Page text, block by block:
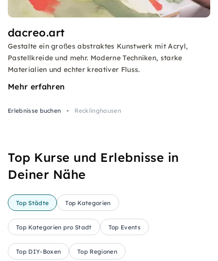
dacreo.art
Gestalte ein großes abstraktes Kunstwerk mit Acryl,
Pastellkreide und mehr. Moderne Techniken, starke
Materialien und echter kreativer Fluss.
Mehr erfahren
Erlebnisse buchen Recklinghausen
Top Kurse und Erlebnisse in
Deiner Nähe
Top Städte Top Kategorien
Top Kategorien pro Stadt Top Events
Top DIY-Boxen Top Regionen